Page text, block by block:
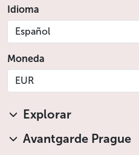
Idioma
Español
Moneda
EUR
Explorar
Avantgarde Prague